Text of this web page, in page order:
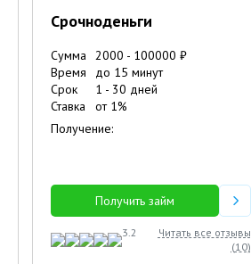
Срочноденьги
Сумма 2000 - 100000 ₽
Время
до 15 минут
Срок
1 - 30 дней
Ставка
от 1%
Получение:
Получить займ
3.2
Читать все отзывы
(10)